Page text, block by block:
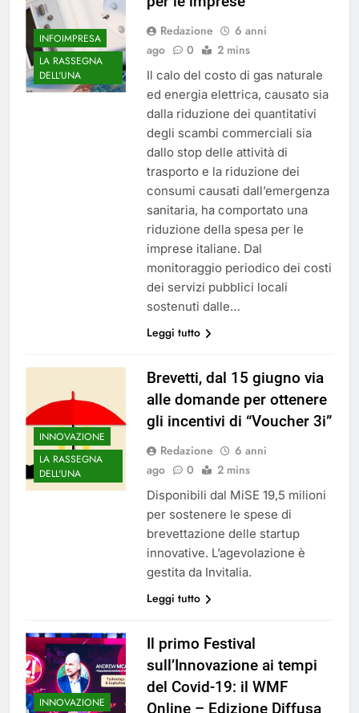
INFOIMPRESA
LA RASSEGNA
DELL'UNA
Redazione
6 anni
ago
0 2 mins
Il calo del costo di gas naturale
ed energia elettrica, causato sia
dalla riduzione dei quantitativi
degli scambi commerciali sia
dallo stop delle attività di
trasporto e la riduzione dei
consumi causati dall’emergenza
sanitaria, ha comportato una
riduzione della spesa per le
imprese italiane. Dal
monitoraggio periodico dei costi
dei servizi pubblici locali
sostenuti dalle…
Leggi tutto
INNOVAZIONE
LA RASSEGNA
DELL'UNA
Brevetti, dal 15 giugno via
alle domande per ottenere
gli incentivi di “Voucher 3i”
Redazione
6 anni
ago
0 2 mins
Disponibili dal MiSE 19,5 milioni
per sostenere le spese di
brevettazione delle startup
innovative. L’agevolazione è
gestita da Invitalia.
Leggi tutto
INNOVAZIONE
Il primo Festival
sull’Innovazione ai tempi
del Covid-19: il WMF
Online – Edizione Diffusa